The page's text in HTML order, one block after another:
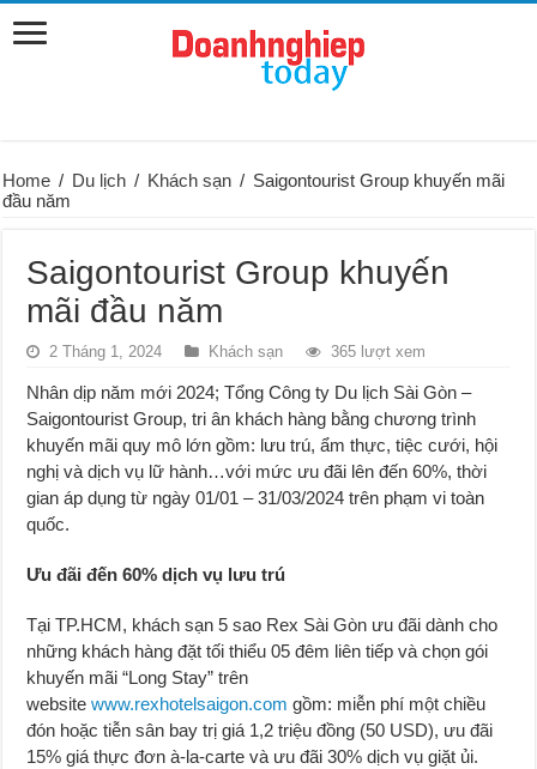
Home / Du lịch / Khách sạn / Saigontourist Group khuyến mãi
đầu năm
Saigontourist Group khuyến
mãi đầu năm
2 Tháng 1, 2024 Khách sạn 365 lượt xem
Nhân dịp năm mới 2024; Tổng Công ty Du lịch Sài Gòn –
Saigontourist Group, tri ân khách hàng bằng chương trình
khuyến mãi quy mô lớn gồm: lưu trú, ẩm thực, tiệc cưới, hội
nghị và dịch vụ lữ hành…với mức ưu đãi lên đến 60%, thời
gian áp dụng từ ngày 01/01 – 31/03/2024 trên phạm vi toàn
quốc.
Ưu đãi đến 60% dịch vụ lưu trú
Tại TP.HCM, khách sạn 5 sao Rex Sài Gòn ưu đãi dành cho
những khách hàng đặt tối thiểu 05 đêm liên tiếp và chọn gói
khuyến mãi “Long Stay” trên
websitewww.rexhotelsaigon.com gồm: miễn phí một chiều
đón hoặc tiễn sân bay trị giá 1,2 triệu đồng (50 USD), ưu đãi
15% giá thực đơn à-la-carte và ưu đãi 30% dịch vụ giặt ủi.